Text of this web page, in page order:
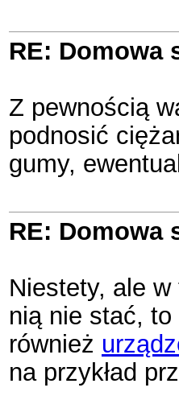
RE: Domowa
Z pewnością
podnosić
gumy,
RE: Domowa
Niestety, ale
nią nie stać, to
również
na przykład